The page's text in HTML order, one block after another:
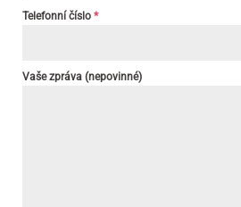
Telefonní číslo *
Vaše zpráva (nepovinné)